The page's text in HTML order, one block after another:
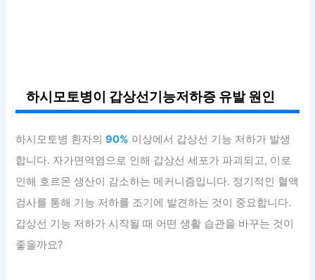
하시모토병이 갑상선기능저하증 유발 원인
하시모토병 환자의90% 이상에서 갑상선 기능 저하가 발생
합니다. 자가면역염으로 인해 갑상선 세포가 파괴되고, 이로
인해 호르몬 생산이 감소하는 메커니즘입니다. 정기적인 혈액
검사를 통해 기능 저하를 조기에 발견하는 것이 중요합니다.
갑상선 기능 저하가 시작될 때 어떤 생활 습관을 바꾸는 것이
좋을까요?